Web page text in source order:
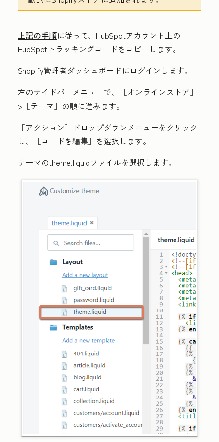
上記の手順に従って、HubSpotアカウント上の
HubSpotトラッキングコードをコピーします。
Shopify管理者ダッシュボードにログインします。
左のサイドバーメニューで、
［オンラインストア］
> ［テーマ］の順に進みます。
［アクション］ドロップダウンメニューをクリック
し、
［コードを編集］を選択します。
テーマのtheme.liquidファイルを選択します。